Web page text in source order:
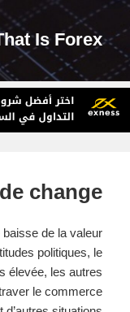
Is Forex
change
de la valeur
politiques, le
élevée, les autres
le commerce